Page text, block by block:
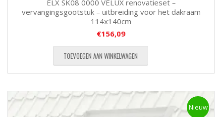
ELX SK08 0000 VELUX renovatieset –
vervangingsgootstuk – uitbreiding voor het dakraam
114x140cm
€156,09
TOEVOEGEN AAN WINKELWAGEN
Nieuw